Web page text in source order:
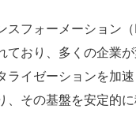
スフォーメーション
ており、多くの企業
ライゼーションを加
、その基盤を安定的